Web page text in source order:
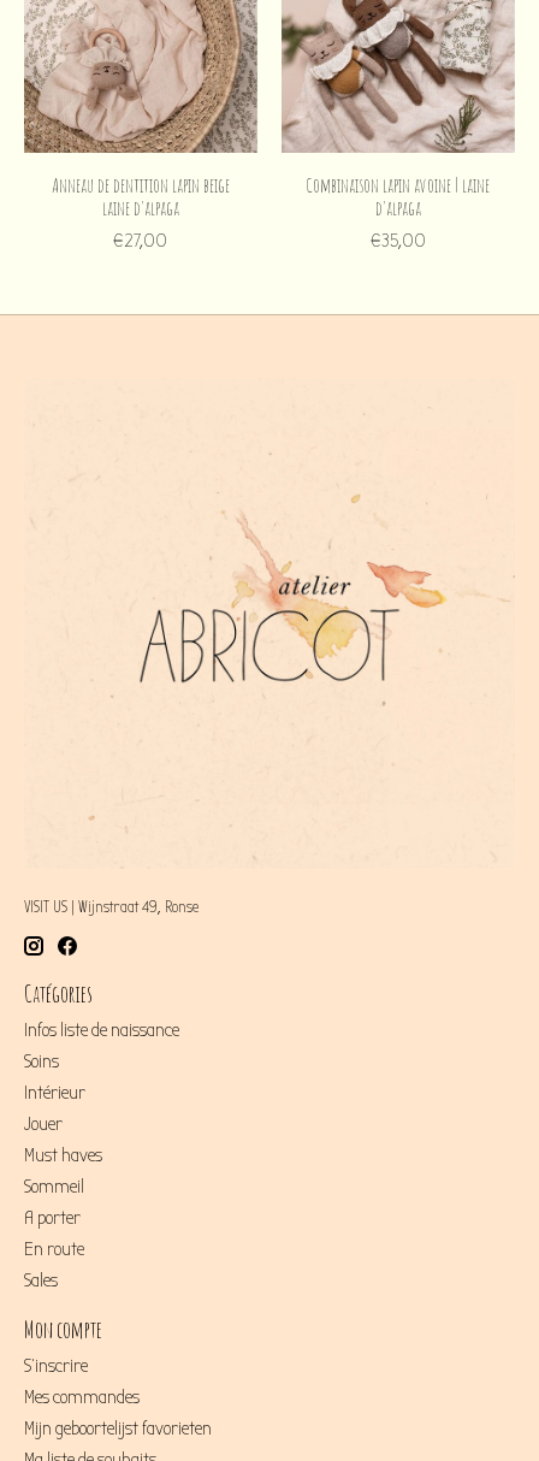
Anneau de dentition lapin beige
laine d'alpaga
€27,00
Combinaison lapin avoine | laine
d'alpaga
€35,00
VISIT US | Wijnstraat 49, Ronse
Catégories
Infos liste de naissance
Soins
Intérieur
Jouer
Must haves
Sommeil
A porter
En route
Sales
Mon compte
S'inscrire
Mes commandes
Mijn geboortelijst favorieten